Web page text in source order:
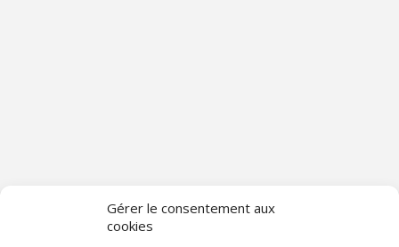
Gérer le consentement aux
cookies